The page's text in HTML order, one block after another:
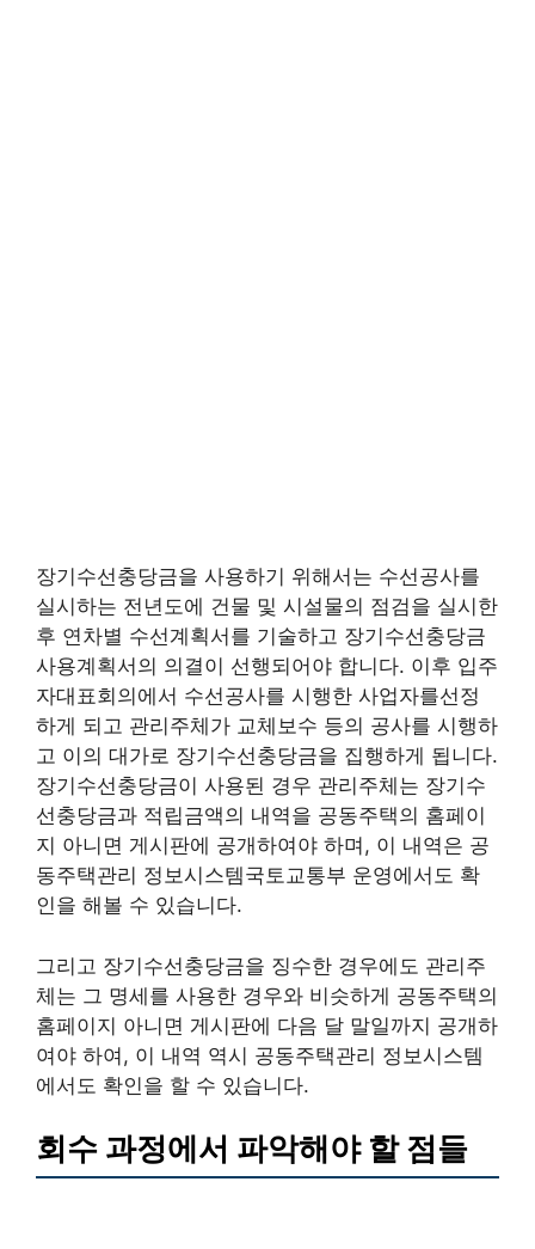
장기수선충당금을 사용하기 위해서는 수선공사를
실시하는 전년도에 건물 및 시설물의 점검을 실시한
후 연차별 수선계획서를 기술하고 장기수선충당금
사용계획서의 의결이 선행되어야 합니다. 이후 입주
자대표회의에서 수선공사를 시행한 사업자를선정
하게 되고 관리주체가 교체보수 등의 공사를 시행하
고 이의 대가로 장기수선충당금을 집행하게 됩니다.
장기수선충당금이 사용된 경우 관리주체는 장기수
선충당금과 적립금액의 내역을 공동주택의 홈페이
지 아니면 게시판에 공개하여야 하며, 이 내역은 공
동주택관리 정보시스템국토교통부 운영에서도 확
인을 해볼 수 있습니다.
그리고 장기수선충당금을 징수한 경우에도 관리주
체는 그 명세를 사용한 경우와 비슷하게 공동주택의
홈페이지 아니면 게시판에 다음 달 말일까지 공개하
여야 하여, 이 내역 역시 공동주택관리 정보시스템
에서도 확인을 할 수 있습니다.
회수 과정에서 파악해야 할 점들